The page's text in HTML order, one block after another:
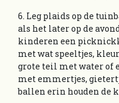
6. Leg plaids op de
als het later op de
kinderen een
met wat speeltjes,
grote teil met water of
met emmertjes,
ballen erin houden de